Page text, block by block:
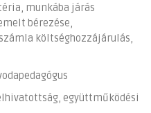
munkába járás
bérezése,
költséghozzájárulás,
együttműködési